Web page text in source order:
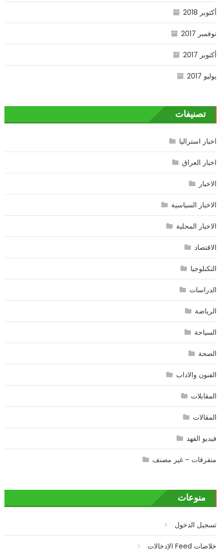
أكتوبر 2018
نوفمبر 2017
أكتوبر 2017
يوليو 2017
تصنيفات
اخبار استراليا
اخبار العراق
الاخبار
الاخبار السياسية
الاخبار المحلية
الاقتصاد
التكنلوجيا
الدراسات
الرياضة
السياحة
الصحة
الفنون والاداب
المقابلات
المقالات
فيديو الفهد
متفرقات – غير مصنف
منوعات
تسجيل الدخول
خلاصات Feed الإدخالات